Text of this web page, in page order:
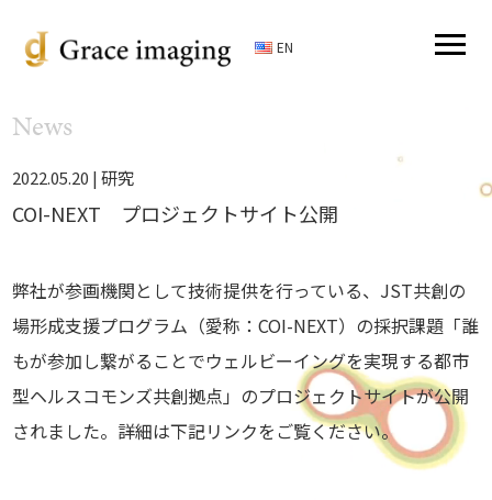
EN
News
2022.05.20 |研究
COI-NEXT プロジェクトサイト公開
弊社が参画機関として技術提供を行っている、JST共創の
場形成支援プログラム（愛称：COI-NEXT）の採択課題「誰
もが参加し繋がることでウェルビーイングを実現する都市
型ヘルスコモンズ共創拠点」のプロジェクトサイトが公開
されました。詳細は下記リンクをご覧ください。